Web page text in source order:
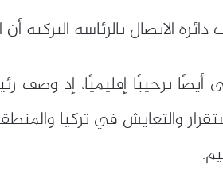
دائرة الاتصال بالرئاسة
أيضًا ترحيبًا إقليميًا، إذ
والتعايش في تركيا